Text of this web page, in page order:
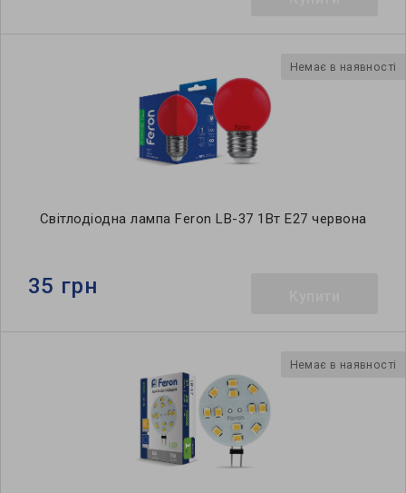
Немає в наявності
Світлодіодна лампа Feron LB-37 1Вт E27 червонa
35 грн
Немає в наявності